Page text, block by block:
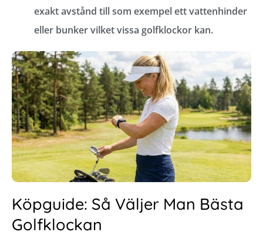
exakt avstånd till som exempel ett vattenhinder
eller bunker vilket vissa golfklockor kan.
Köpguide: Så Väljer Man Bästa
Golfklockan